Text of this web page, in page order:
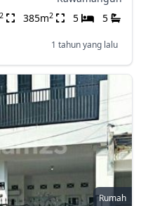
2 385m2 5 5
1 tahun yang lalu
Rumah